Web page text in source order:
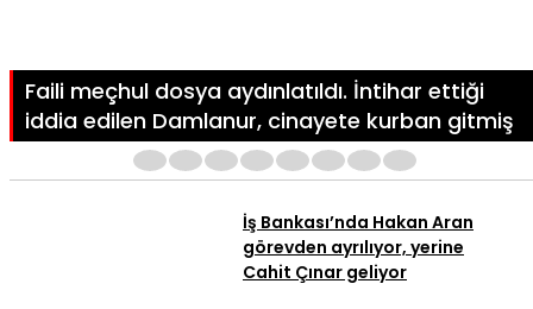
Faili meçhul dosya aydınlatıldı. İntihar ettiği
iddia edilen Damlanur, cinayete kurban gitmiş
İş Bankası’nda Hakan Aran
görevden ayrılıyor, yerine
Cahit Çınar geliyor